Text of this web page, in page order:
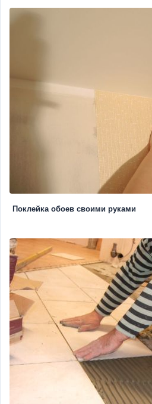
Поклейка обоев своими руками